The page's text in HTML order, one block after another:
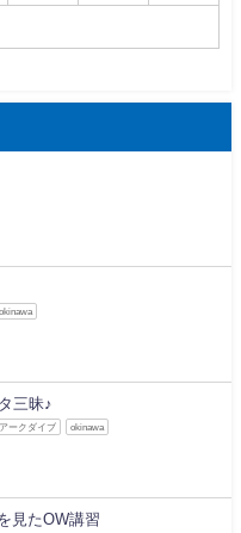
okinawa
三昧♪
アークダイブ okinawa
見たOW講習